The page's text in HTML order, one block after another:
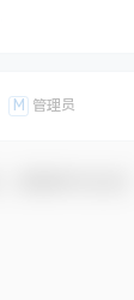
M 管理员